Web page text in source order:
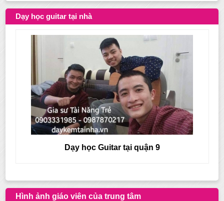
Dạy học guitar tại nhà
Dạy học Guitar tại quận 8
Hình ảnh giáo viên của trung tâm